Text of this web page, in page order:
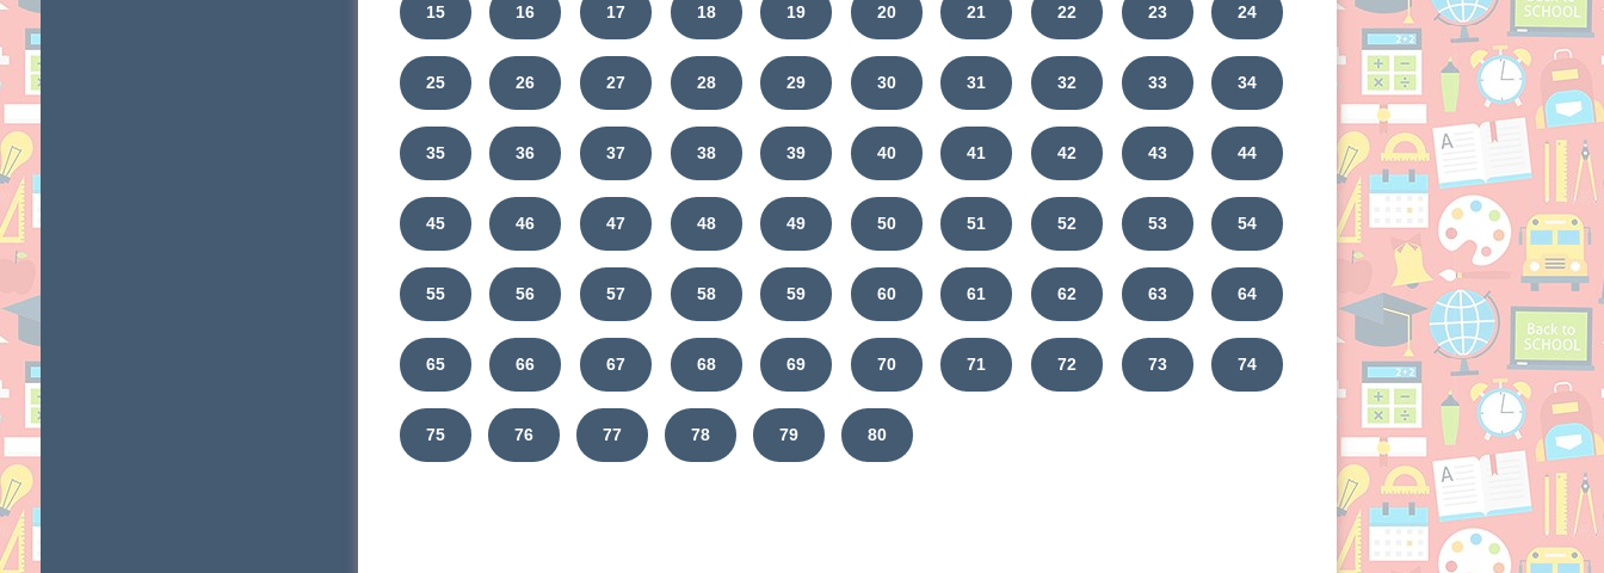
15 16 17 18 19 20 21 22 23 24
25 26 27 28 29 30 31 32 33 34
35 36 37 38 39 40 41 42 43 44
45 46 47 48 49 50 51 52 53 54
55 56 57 58 59 60 61 62 63 64
65 66 67 68 69 70 71 72 73 74
75 76 77 78 79 80